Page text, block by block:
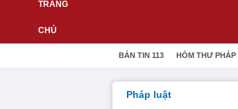
BẢN TIN 113 HÒM THƯ
Pháp luật